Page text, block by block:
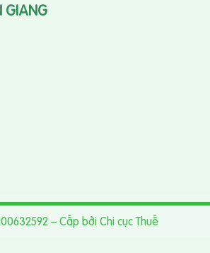
GIANG
– Cấp bởi Chi cục Thuế